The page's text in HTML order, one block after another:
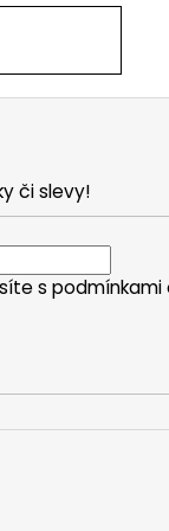
či slevy!
s podmínkami